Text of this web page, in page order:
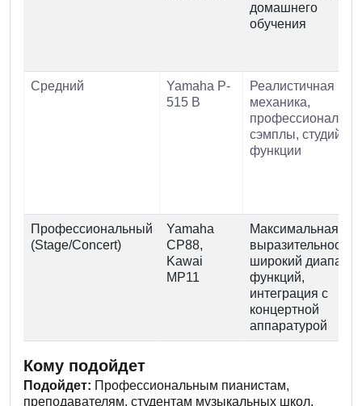
домашнего
обучения
Средний
Yamaha P-
515 B
Реалистичная
механика,
сэмплы,
функции
Профессиональный
(Stage/Concert)
Yamaha
CP88,
Kawai
MP11
Максимальная
выразительность,
широкий диапазон
функций,
интеграция с
концертной
аппаратурой
Кому подойдет
Подойдет: Профессиональным пианистам,
преподавателям, студентам музыкальных школ,